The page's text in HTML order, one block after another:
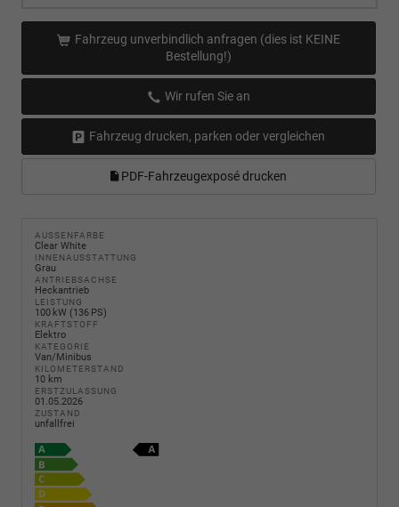
Fahrzeug unverbindlich anfragen (dies ist KEINE
Bestellung!)
Wir rufen Sie an
Fahrzeug drucken, parken oder vergleichen
PDF-Fahrzeugexposé drucken
AUSSENFARBE
Clear White
INNENAUSSTATTUNG
Grau
ANTRIEBSACHSE
Heckantrieb
LEISTUNG
100 kW (136 PS)
KRAFTSTOFF
Elektro
KATEGORIE
Van/Minibus
KILOMETERSTAND
10 km
ERSTZULASSUNG
01.05.2026
ZUSTAND
unfallfrei